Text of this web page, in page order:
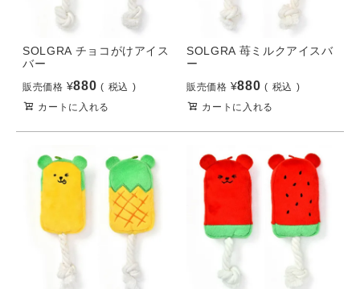
SOLGRA チョコがけアイス
バー
販売価格 ¥880
税込
カートに入れる
SOLGRA 苺ミルクアイスバ
ー
販売価格 ¥880
税込
カートに入れる